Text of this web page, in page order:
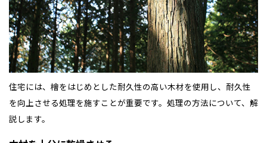
住宅には、檜をはじめとした耐久性の高い木材を使用し、耐久性
を向上させる処理を施すことが重要です。処理の方法について、解
説します。